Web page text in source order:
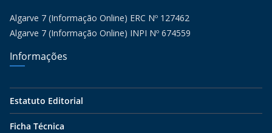
Algarve 7 (Informação Online) ERC Nº 127462
Algarve 7 (Informação Online) INPI Nº 674559
Informações
Estatuto Editorial
Ficha Técnica